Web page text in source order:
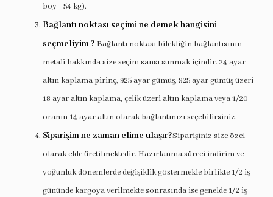
boy - 54 kg).
Bağlantı noktası seçimi ne demek hangisini
seçmeliyim ? Bağlantı noktası bilekliğin bağlantısının
metali hakkında size seçim sansı sunmak içindir. 24 ayar
altın kaplama pirinç, 925 ayar gümüş, 925 ayar gümüş üzeri
18 ayar altın kaplama, çelik üzeri altın kaplama veya 1/20
oranın 14 ayar altın olarak bağlantınızı seçebilirsiniz.
Siparişim ne zaman elime ulaşır?Siparişiniz size özel
olarak elde üretilmektedir. Hazırlanma süreci indirim ve
yoğunluk dönemlerde değişiklik göstermekle birlikte 1/2 iş
gününde kargoya verilmekte sonrasında ise genelde 1/2 iş